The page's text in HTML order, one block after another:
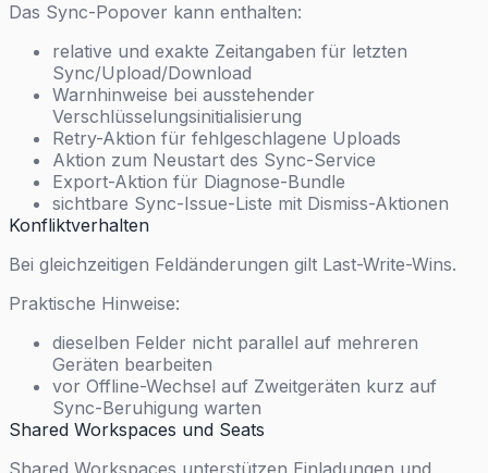
Das Sync-Popover kann enthalten:
relative und exakte Zeitangaben für letzten
Sync/Upload/Download
Warnhinweise bei ausstehender
Verschlüsselungsinitialisierung
Retry-Aktion für fehlgeschlagene Uploads
Aktion zum Neustart des Sync-Service
Export-Aktion für Diagnose-Bundle
sichtbare Sync-Issue-Liste mit Dismiss-Aktionen
Konfliktverhalten
Bei gleichzeitigen Feldänderungen gilt Last-Write-Wins.
Praktische Hinweise:
dieselben Felder nicht parallel auf mehreren
Geräten bearbeiten
vor Offline-Wechsel auf Zweitgeräten kurz auf
Sync-Beruhigung warten
Shared Workspaces und Seats
Shared Workspaces unterstützen Einladungen und